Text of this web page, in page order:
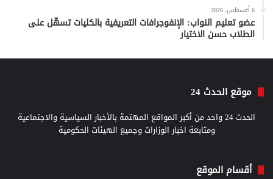
6 أغسطس، 2026
عضو تعليم النواب: الإنفوجرافات التعريفية بالكليات تسهّل على
الطلاب حسن الاختيار
موقع الحدث 24
الحدث 24 واحد من أكبر المواقع المهتمة بالأخبار السياسية والاجتماعية
ومتابعة اخبار الوزارات وجميع الهيئات الحكومية
أقسام الموقع